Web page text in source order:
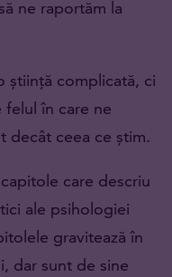
ne raportăm la
știință complicată, ci
în care ne
decât ceea ce știm.
care descriu
ale psihologiei
gravitează în
dar sunt de sine